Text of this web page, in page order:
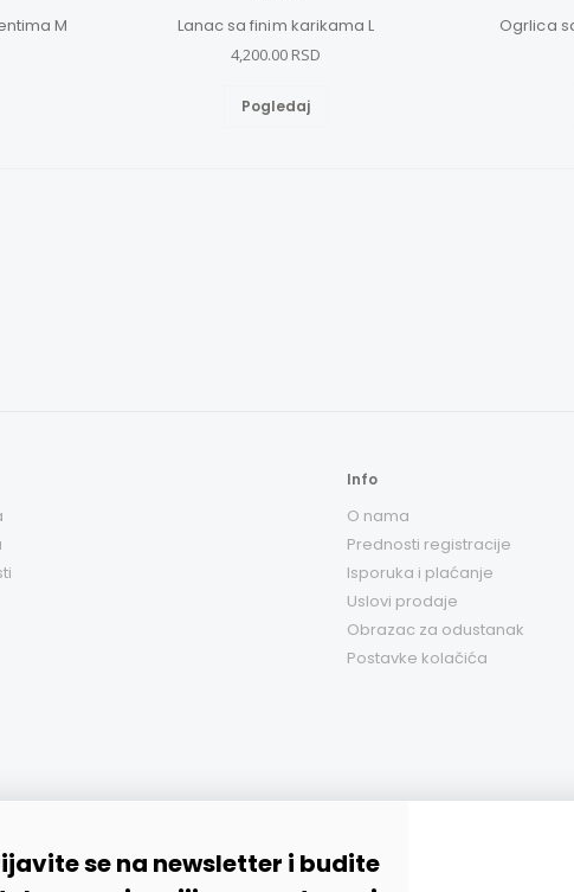
M Lanac sa finim karikama L
4,200.00 RSD
Pogledaj
Ogrlica
Info
O nama
Prednosti registracije
Isporuka i plaćanje
Uslovi prodaje
Obrazac za odustanak
Postavke kolačića
se na newsletter i budite